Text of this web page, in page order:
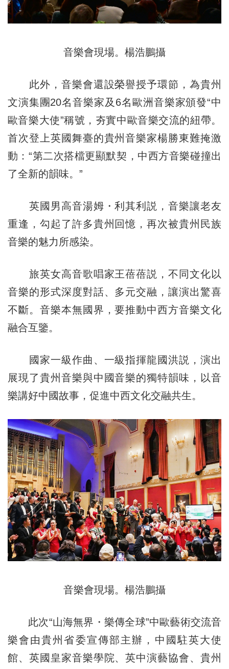
音樂會現場。楊浩鵬攝
此外，音樂會還設榮譽授予環節，為貴州
文演集團20名音樂家及6名歐洲音樂家頒發“中
歐音樂大使”稱號，夯實中歐音樂交流的紐帶。
首次登上英國舞臺的貴州音樂家楊勝東難掩激
動：“第二次搭檔更顯默契，中西方音樂碰撞出
了全新的韻味。”
英國男高音湯姆・利其利説，音樂讓老友
重逢，勾起了許多貴州回憶，再次被貴州民族
音樂的魅力所感染。
旅英女高音歌唱家王蓓蓓説，不同文化以
音樂的形式深度對話、多元交融，讓演出驚喜
不斷。音樂本無國界，要推動中西方音樂文化
融合互鑒。
國家一級作曲、一級指揮龍國洪説，演出
展現了貴州音樂與中國音樂的獨特韻味，以音
樂講好中國故事，促進中西文化交融共生。
音樂會現場。楊浩鵬攝
此次“山海無界・樂傳全球”中歐藝術交流音
樂會由貴州省委宣傳部主辦，中國駐英大使
館、英國皇家音樂學院、英中演藝協會、貴州